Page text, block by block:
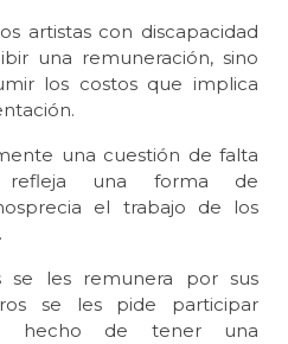
artistas con discapacidad
una remuneración, sino
los costos que implica
una cuestión de falta
una forma de
el trabajo de los
se les remunera por sus
se les pide participar
hecho de tener una